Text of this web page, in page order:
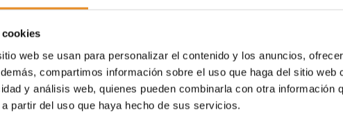
cookies
web se usan para personalizar el contenido y los anuncios,
compartimos información sobre el uso que haga del sitio web
y análisis web, quienes pueden combinarla con otra información
partir del uso que haya hecho de sus servicios.